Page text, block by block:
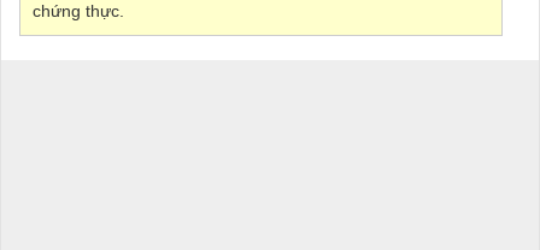
chứng thực.